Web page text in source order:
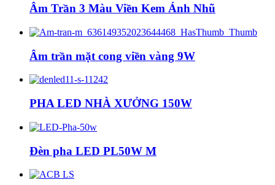
Âm Trần 3 Màu Viền Kem Ánh Nhũ
Âm trần mặt cong viền vàng 9W
PHA LED NHÀ XƯỞNG 150W
Đèn pha LED PL50W M